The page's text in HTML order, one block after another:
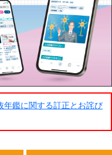
鑑に関する訂正とお詫び